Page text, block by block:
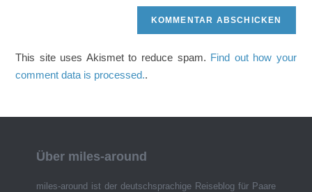
This site uses Akismet to reduce spam. Find out how your
comment data is processed..
Über miles-around
miles-around ist der deutschsprachige Reiseblog für Paare